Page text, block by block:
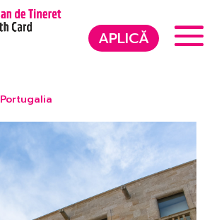
APLICĂ
Portugalia